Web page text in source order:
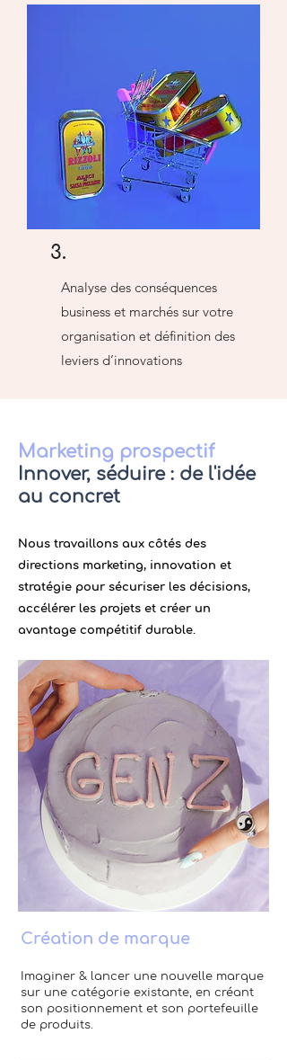
3.
Analyse des conséquences
business et marchés sur votre
organisation et définition des
leviers d’innovations
Marketing prospectif
Innover, séduire : de l'idée
au concret
Nous travaillons aux côtés des
directions marketing, innovation et
stratégie pour sécuriser les décisions,
accélérer les projets et créer un
avantage compétitif durable.
Création de marque
Imaginer & lancer une nouvelle marque
sur une catégorie existante, en créant
son positionnement et son portefeuille
de produits.